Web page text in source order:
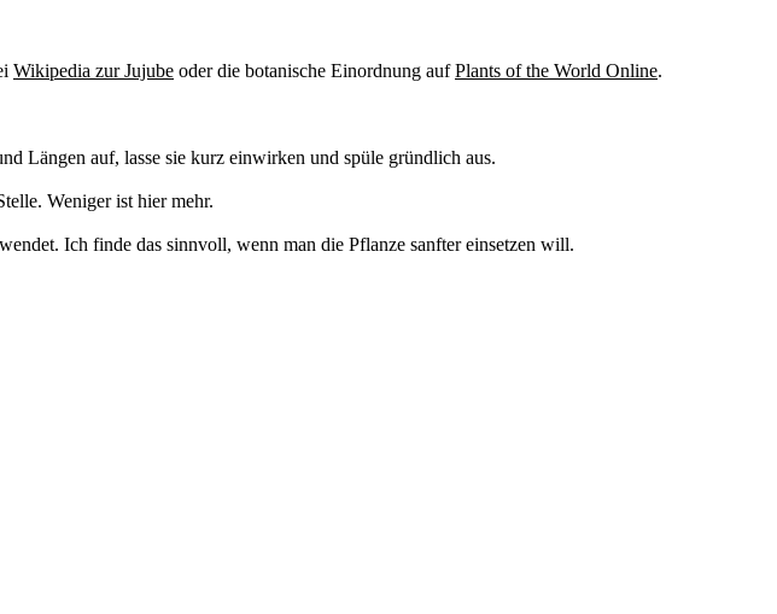
Wikipedia zur Jujube oder die botanische Einordnung aufPlants of the World Online.
Längen auf, lasse sie kurz einwirken und spüle gründlich aus.
Weniger ist hier mehr.
Ich finde das sinnvoll, wenn man die Pflanze sanfter einsetzen will.